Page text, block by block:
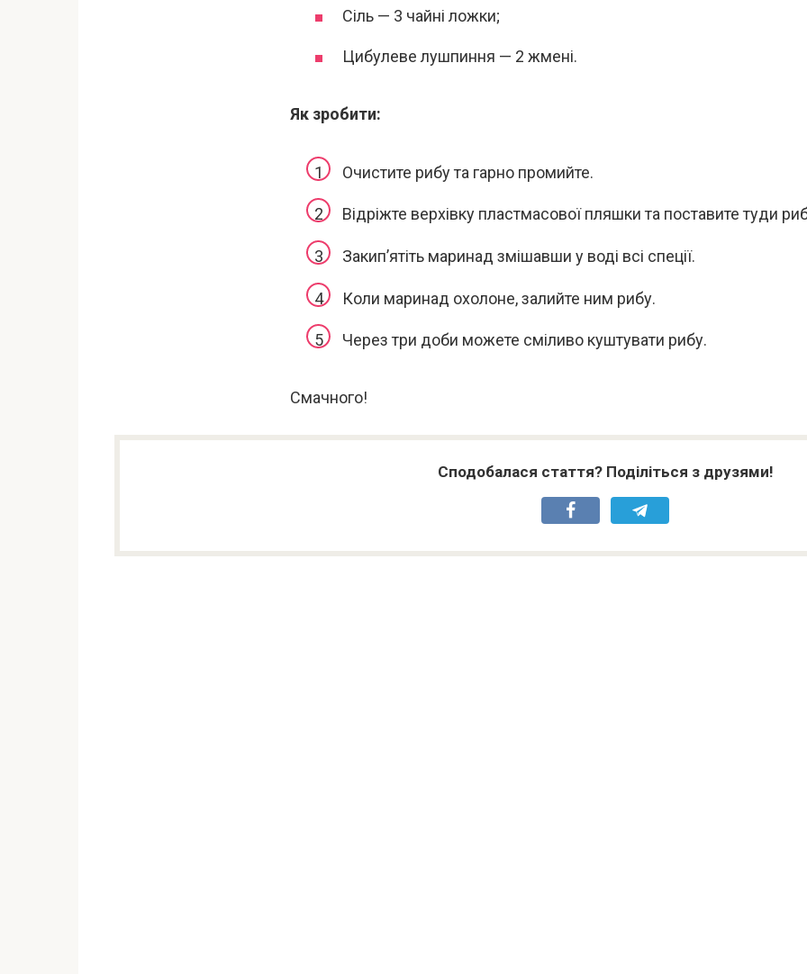
Сіль — 3 чайні ложки;
Цибулеве лушпиння — 2 жмені.
Як зробити:
Очистите рибу та гарно промийте.
Відріжте верхівку пластмасової пляшки та поставите туди
Закип’ятіть маринад змішавши у воді всі спеції.
Коли маринад охолоне, залийте ним рибу.
Через три доби можете сміливо куштувати рибу.
Смачного!
Сподобалася стаття? Поділіться з друзями!